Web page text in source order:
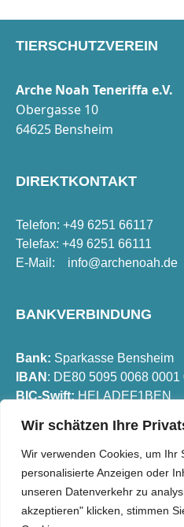
Wir schätzen Ihre
Wir verwenden Cookies, um Ihr
personalisierte Anzeigen oder
unseren Datenverkehr zu
akzeptieren" klicken, stimmen
TIERSCHUTZVEREIN
Arche Noah Teneriffa e.V.
Obergasse 10
64625 Bensheim
DIREKTKONTAKT
Telefon: +49 6251 66117
Telefax: +49 6251 66111
E-Mail: info@archenoah.de
BANKVERBINDUNG
Bank: Sparkasse Bensheim
IBAN : DE80 5095 0068 0001
BIC-Swift: HELADEF1BEN
FOLGEN SIE UNS